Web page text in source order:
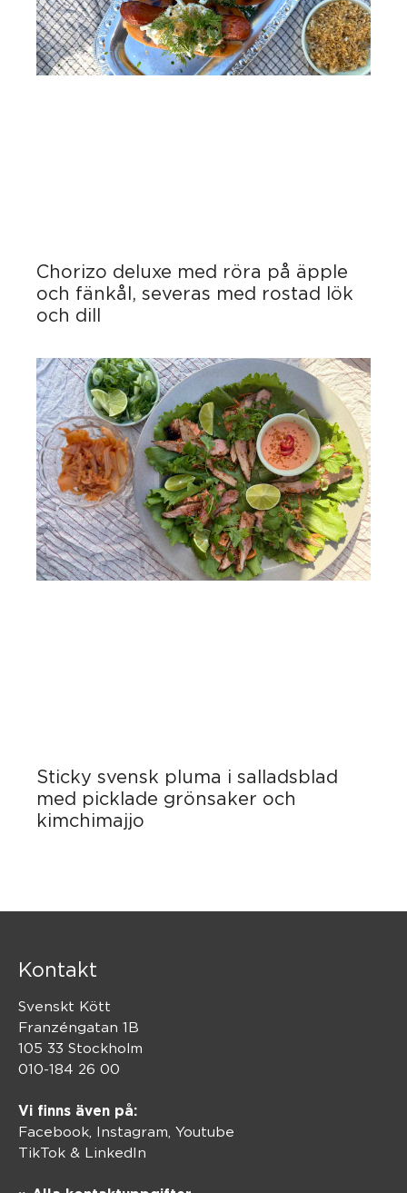
Chorizo deluxe med röra på äpple
och fänkål, severas med rostad lök
och dill
Sticky svensk pluma i salladsblad
med picklade grönsaker och
kimchimajjo
Kontakt
Svenskt Kött
Franzéngatan 1B
105 33 Stockholm
010-184 26 00
Vi finns även på:
Facebook, Instagram Youtube
TikTok & LinkedIn